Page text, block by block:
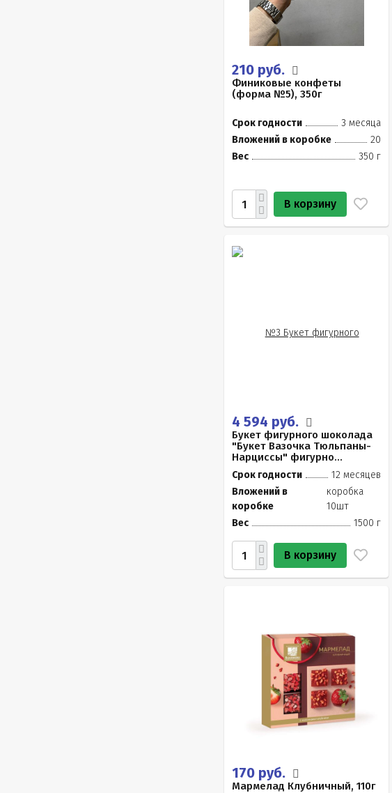
210 руб.
Финиковые конфеты
(форма №5), 350г
Срок годности
3 месяца
Вложений в коробке
20
Вес
350 г
В корзину
4 594 руб.
Букет фигурного шоколада
"Букет Вазочка Тюльпаны-
Нарциссы" фигурно...
Срок годности
12 месяцев
Вложений в
коробке
коробка
10шт
Вес
1500 г
В корзину
170 руб.
Мармелад Клубничный, 110г